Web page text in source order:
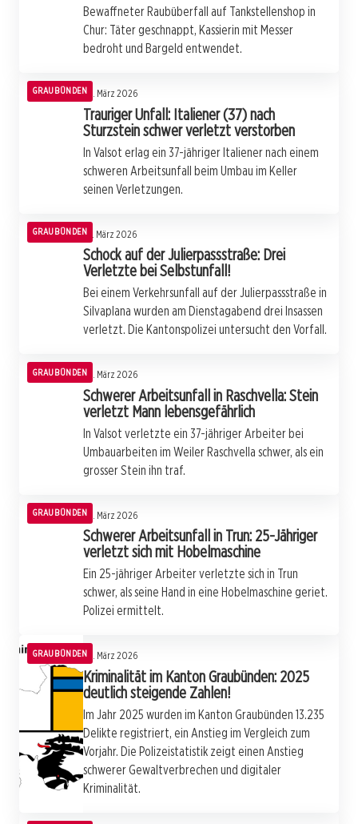
Bewaffneter Raubüberfall auf Tankstellenshop in
Chur: Täter geschnappt, Kassierin mit Messer
bedroht und Bargeld entwendet.
GRAUBÜNDEN26. März 2026
Trauriger Unfall: Italiener (37) nach
Sturzstein schwer verletzt verstorben
In Valsot erlag ein 37-jähriger Italiener nach einem
schweren Arbeitsunfall beim Umbau im Keller
seinen Verletzungen.
GRAUBÜNDEN25. März 2026
Schock auf der Julierpassstraße: Drei
Verletzte bei Selbstunfall!
Bei einem Verkehrsunfall auf der Julierpassstraße in
Silvaplana wurden am Dienstagabend drei Insassen
verletzt. Die Kantonspolizei untersucht den Vorfall.
GRAUBÜNDEN24. März 2026
Schwerer Arbeitsunfall in Raschvella: Stein
verletzt Mann lebensgefährlich
In Valsot verletzte ein 37-jähriger Arbeiter bei
Umbauarbeiten im Weiler Raschvella schwer, als ein
grosser Stein ihn traf.
GRAUBÜNDEN23. März 2026
Schwerer Arbeitsunfall in Trun: 25-Jähriger
verletzt sich mit Hobelmaschine
Ein 25-jähriger Arbeiter verletzte sich in Trun
schwer, als seine Hand in eine Hobelmaschine geriet.
Polizei ermittelt.
GRAUBÜNDEN23. März 2026
Kriminalität im Kanton Graubünden: 2025
deutlich steigende Zahlen!
Im Jahr 2025 wurden im Kanton Graubünden 13.235
Delikte registriert, ein Anstieg im Vergleich zum
Vorjahr. Die Polizeistatistik zeigt einen Anstieg
schwerer Gewaltverbrechen und digitaler
Kriminalität.